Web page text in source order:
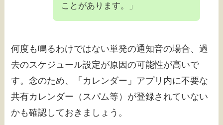
ことがあります。」
何度も鳴るわけではない単発の通知音の場合、過
去のスケジュール設定が原因の可能性が高いで
す。念のため、「カレンダー」アプリ内に不要な
共有カレンダー（スパム等）が登録されていない
かも確認しておきましょう。